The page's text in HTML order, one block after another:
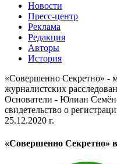
Новости
Пресс-центр
Реклама
Редакция
Авторы
История
«Совершенно Секретно» -
журналистских
Основатели - Юлиан
свидетельство о
25.12.2020 г.
«Совершенно Секретно»